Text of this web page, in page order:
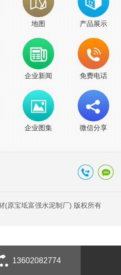
地图 产品展示
企业新闻 免费电话
企业图集 微信分享
(原宝坻富强水泥制厂) 版权所有
13602082774